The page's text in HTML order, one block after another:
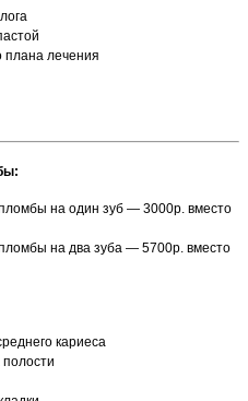
плана лечения
на один зуб — 3000р. вместо
на два зуба — 5700р. вместо
кариеса